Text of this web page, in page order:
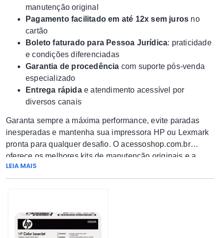
manutenção original
Pagamento facilitado em até 12x sem juros no
cartão
Boleto faturado para Pessoa Jurídica: praticidade
e condições diferenciadas
Garantia de procedência com suporte pós-venda
especializado
Entrega rápidae atendimento acessível por
diversos canais
Garanta sempre a máxima performance, evite paradas
inesperadas e mantenha sua impressora HP ou Lexmark
pronta para qualquer desafio. Oacessoshop.com.br
oferece os melhores kits de manutenção originais e a
tranquilidade de uma compra segura, prática e confiável
para você ou sua empresa!
LEIA MAIS